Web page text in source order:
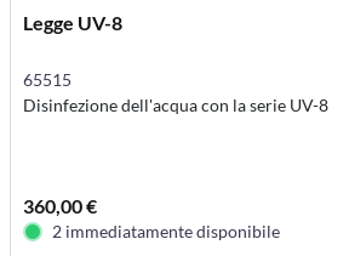
Legge UV-8
65515
Disinfezione dell'acqua con la serie UV-8
360,00 €
2 immediatamente disponibile